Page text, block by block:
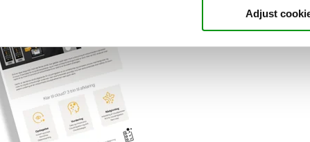
Adjust